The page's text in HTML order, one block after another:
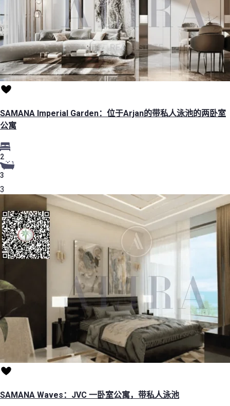
SAMANA Imperial Garden：位于Arjan的带私人泳池的两卧室
公寓
2
3
3
SAMANA Waves：JVC 一卧室公寓，带私人泳池